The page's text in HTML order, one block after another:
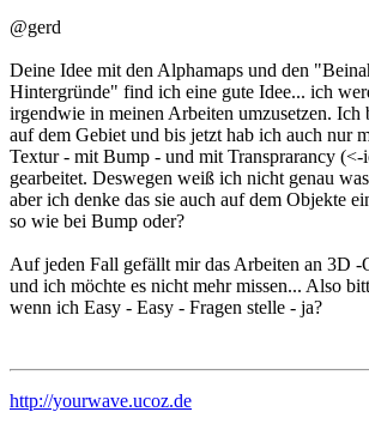
@gerd
Deine Idee mit den Alphamaps und den
Hintergründe" find ich eine gute Idee... ich
irgendwie in meinen Arbeiten umzusetzen.
auf dem Gebiet und bis jetzt hab ich auch nur
Textur - mit Bump - und mit Transprarancy
gearbeitet. Deswegen weiß ich nicht genau
aber ich denke das sie auch auf dem Objekte
so wie bei Bump oder?
Auf jeden Fall gefällt mir das Arbeiten an 3D
und ich möchte es nicht mehr missen... Also
wenn ich Easy - Easy - Fragen stelle - ja?
http://yourwave.ucoz.de